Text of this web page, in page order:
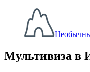
Мультивиза в